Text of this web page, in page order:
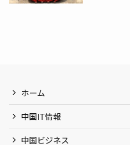
ホーム
中国IT情報
中国ビジネス